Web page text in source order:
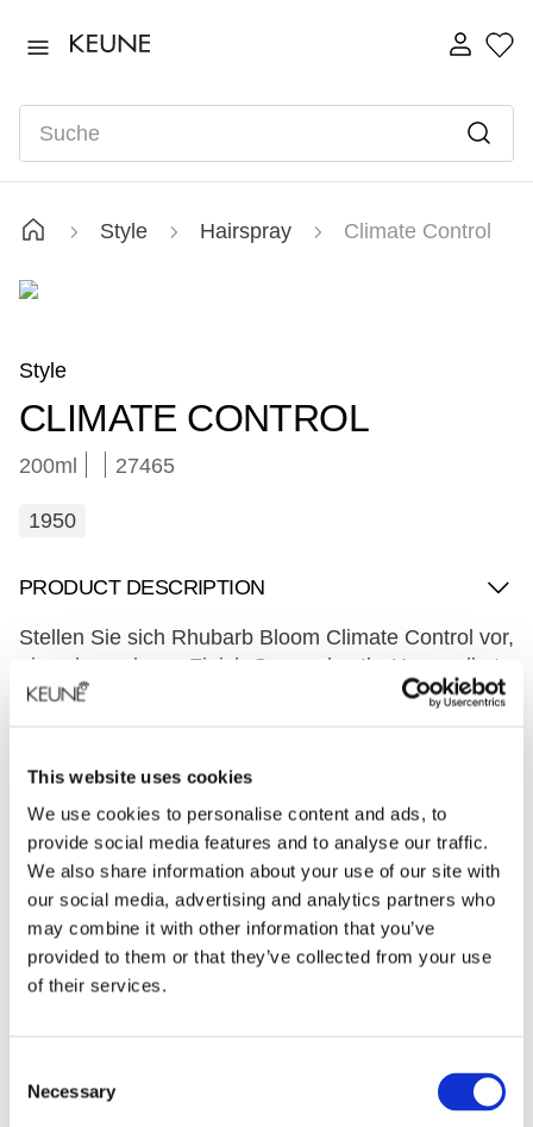
This website uses cookies
We use cookies to personalise content and ads, to
provide social media features and to analyse our traffic.
We also share information about your use of our site with
our social media, advertising and analytics partners who
may combine it with other information that you’ve
provided to them or that they’ve collected from your use
of their services.
Selection
Necessary
Style Hairspray Climate Control
Style
CLIMATE CONTROL
200ml 27465
1950
PRODUCT DESCRIPTION
Stellen Sie sich Rhubarb Bloom Climate Control vor,
ein schwereloses Finish-Spray, das Ihr Haar selbst
an verlockenden Sommertagen wunderschön
sorgt dafür, dass Ihre Frisur bei jedem Wetter intakt
bleibt. Mit Hitzeschutz bis zu 230°C/446°F ist es
perfekt geeignet, um glattes, frizzfreies Haar zu
bewahren. Einfach auf trockenes Haar sprühen,
bevor Sie es glätten, um Frizz zu bändigen, und
genießen Sie langanhaltenden Schutz vor
Luftfeuchtigkeit. Ideal für alle, die eine zuverlässige
Lösung suchen, um ihr Haar den ganzen Tag über
HAZARDOUS SUBSTANCE CODE
TOP SEARCHES
vital
3. long
5 . instant
6.